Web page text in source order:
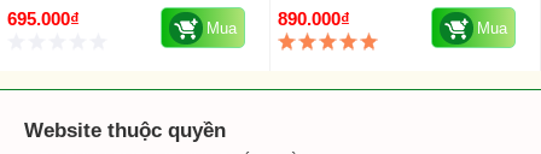
695.000₫
Mua
Disposable Multicare
Essence Gel Hàn Quốc 30
890.000₫ Mua
Website thuộc quyền